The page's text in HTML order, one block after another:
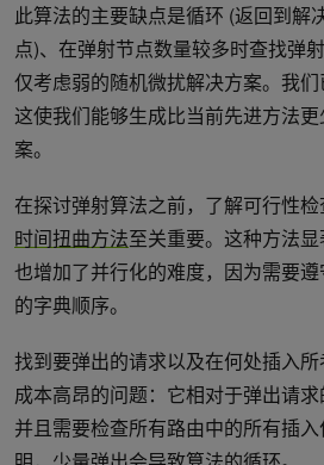
此算法的主要缺点是循环 (返回到解
点)、在弹射节点数量较多时查找弹
仅考虑弱的随机微扰解决方案。我们
这使我们能够生成比当前先进方法
案。
在探讨弹射算法之前，了解可行性
时间扭曲方法至关重要。这种方法
也增加了并行化的难度，因为需要
的字典顺序。
找到要弹出的请求以及在何处插入
成本高昂的问题：它相对于弹出请求
并且需要检查所有路由中的所有插